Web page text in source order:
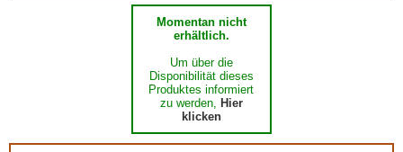
Momentan nicht
erhältlich.
Um über die
Disponibilität dieses
Produktes informiert
zu werden, Hier
klicken